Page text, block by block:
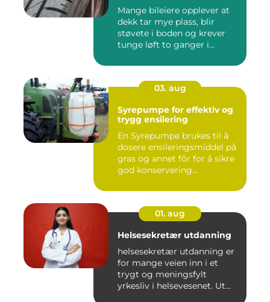
Mange bileiere opplever at
dekk tar mye plass, blir
støvete i boden og krever
tunge løft to ganger i...
03. aug
Syrepumpe for effektiv og
trygg ensilering
En Syrepumpe brukes til å
dosere ensileringsmiddel på
gras og annet fôr for å sikre
god konservering...
01. aug
Helsesekretær utdanning
helsesekretær utdanning er
for mange veien inn i et
trygt og meningsfylt
yrkesliv i helsevesenet. Ut...